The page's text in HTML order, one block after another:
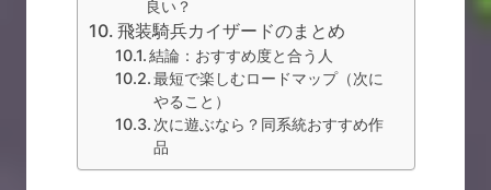
良い？
飛装騎兵カイザードのまとめ
結論：おすすめ度と合う人
最短で楽しむロードマップ（次に
やること）
次に遊ぶなら？同系統おすすめ作
品